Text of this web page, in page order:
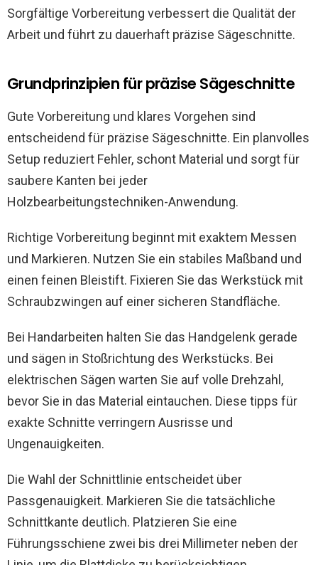
Sorgfältige Vorbereitung verbessert die Qualität der
Arbeit und führt zu dauerhaft präzise Sägeschnitte.
Grundprinzipien für präzise Sägeschnitte
Gute Vorbereitung und klares Vorgehen sind
entscheidend für präzise Sägeschnitte. Ein planvolles
Setup reduziert Fehler, schont Material und sorgt für
saubere Kanten bei jeder
Holzbearbeitungstechniken-Anwendung.
Richtige Vorbereitung beginnt mit exaktem Messen
und Markieren. Nutzen Sie ein stabiles Maßband und
einen feinen Bleistift. Fixieren Sie das Werkstück mit
Schraubzwingen auf einer sicheren Standfläche.
Bei Handarbeiten halten Sie das Handgelenk gerade
und sägen in Stoßrichtung des Werkstücks. Bei
elektrischen Sägen warten Sie auf volle Drehzahl,
bevor Sie in das Material eintauchen. Diese tipps für
exakte Schnitte verringern Ausrisse und
Ungenauigkeiten.
Die Wahl der Schnittlinie entscheidet über
Passgenauigkeit. Markieren Sie die tatsächliche
Schnittkante deutlich. Platzieren Sie eine
Führungsschiene zwei bis drei Millimeter neben der